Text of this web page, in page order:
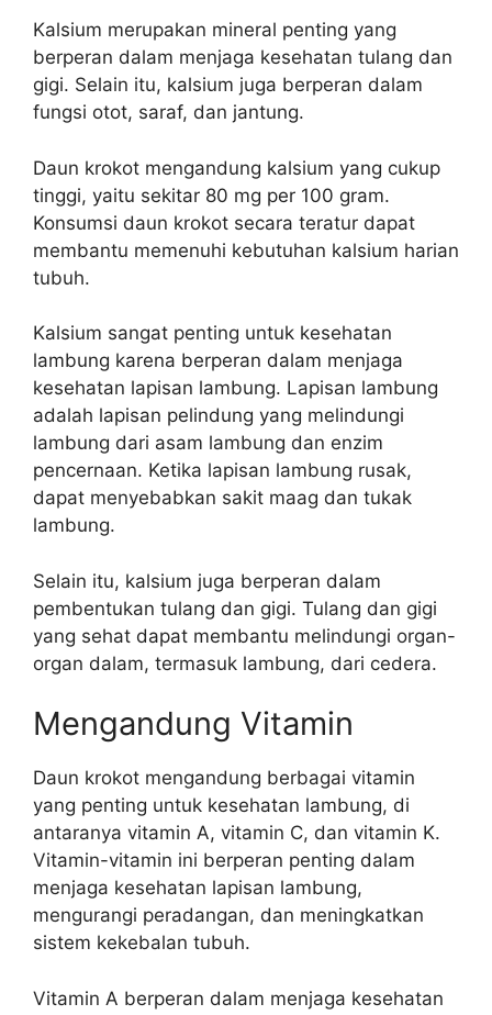
Kalsium merupakan mineral penting yang
berperan dalam menjaga kesehatan tulang dan
gigi. Selain itu, kalsium juga berperan dalam
fungsi otot, saraf, dan jantung.
Daun krokot mengandung kalsium yang cukup
tinggi, yaitu sekitar 80 mg per 100 gram.
Konsumsi daun krokot secara teratur dapat
membantu memenuhi kebutuhan kalsium harian
tubuh.
Kalsium sangat penting untuk kesehatan
lambung karena berperan dalam menjaga
kesehatan lapisan lambung. Lapisan lambung
adalah lapisan pelindung yang melindungi
lambung dari asam lambung dan enzim
pencernaan. Ketika lapisan lambung rusak,
dapat menyebabkan sakit maag dan tukak
lambung.
Selain itu, kalsium juga berperan dalam
pembentukan tulang dan gigi. Tulang dan gigi
yang sehat dapat membantu melindungi organ-
organ dalam, termasuk lambung, dari cedera.
Mengandung Vitamin
Daun krokot mengandung berbagai vitamin
yang penting untuk kesehatan lambung, di
antaranya vitamin A, vitamin C, dan vitamin K.
Vitamin-vitamin ini berperan penting dalam
menjaga kesehatan lapisan lambung,
mengurangi peradangan, dan meningkatkan
sistem kekebalan tubuh.
Vitamin A berperan dalam menjaga kesehatan